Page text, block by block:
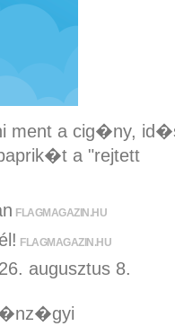
ment a cig�ny,
a "rejtett
FLAGMAGAZIN.HU
FLAGMAGAZIN.HU
augusztus 8.